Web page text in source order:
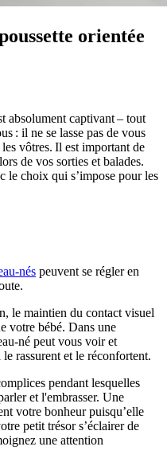
orientée
absolument captivant – tout
: il ne se lasse pas de vous
vôtres. Il est important de
de vos sorties et balades.
le choix qui s’impose pour les
nés peuvent se régler en
le maintien du contact visuel
votre bébé. Dans une
né peut vous voir et
rassurent et le réconfortent.
pendant lesquelles
et l'embrasser. Une
votre bonheur puisqu’elle
petit trésor s’éclairer de
une attention